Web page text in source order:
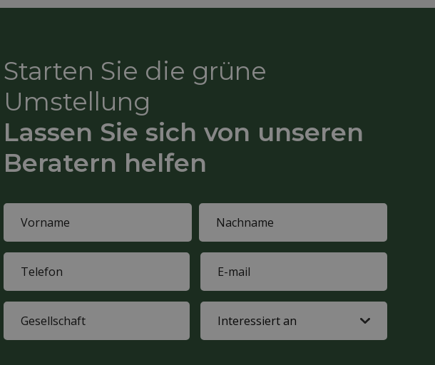
Starten Sie die grüne
Umstellung
Lassen Sie sich von unseren
Beratern helfen
(Required)
First
name
Last
name
(Required)
mail
(Required)
(Required)
(Required)